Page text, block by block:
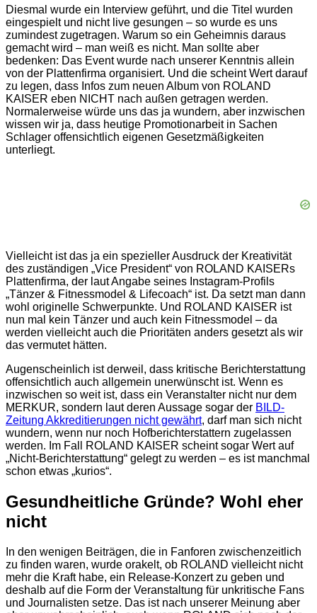
Diesmal wurde ein Interview geführt, und die Titel wurden
eingespielt und nicht live gesungen – so wurde es uns
zumindest zugetragen. Warum so ein Geheimnis daraus
gemacht wird – man weiß es nicht. Man sollte aber
bedenken: Das Event wurde nach unserer Kenntnis allein
von der Plattenfirma organisiert. Und die scheint Wert darauf
zu legen, dass Infos zum neuen Album von ROLAND
KAISER eben NICHT nach außen getragen werden.
Normalerweise würde uns das ja wundern, aber inzwischen
wissen wir ja, dass heutige Promotionarbeit in Sachen
Schlager offensichtlich eigenen Gesetzmäßigkeiten
unterliegt.
Vielleicht ist das ja ein spezieller Ausdruck der Kreativität
des zuständigen „Vice President“ von ROLAND KAISERs
Plattenfirma, der laut Angabe seines Instagram-Profils
„Tänzer & Fitnessmodel & Lifecoach“ ist. Da setzt man dann
wohl originelle Schwerpunkte. Und ROLAND KAISER ist
nun mal kein Tänzer und auch kein Fitnessmodel – da
werden vielleicht auch die Prioritäten anders gesetzt als wir
das vermutet hätten.
Augenscheinlich ist derweil, dass kritische Berichterstattung
offensichtlich auch allgemein unerwünscht ist. Wenn es
inzwischen so weit ist, dass ein Veranstalter nicht nur dem
MERKUR, sondern laut deren Aussage sogar der BILD-
Zeitung Akkreditierungen nicht gewährt, darf man sich nicht
wundern, wenn nur noch Hofberichterstattern zugelassen
werden. Im Fall ROLAND KAISER scheint sogar Wert auf
„Nicht-Berichterstattung“ gelegt zu werden – es ist manchmal
schon etwas „kurios“.
Gesundheitliche Gründe? Wohl eher
nicht
In den wenigen Beiträgen, die in Fanforen zwischenzeitlich
zu finden waren, wurde orakelt, ob ROLAND vielleicht nicht
mehr die Kraft habe, ein Release-Konzert zu geben und
deshalb auf die Form der Veranstaltung für unkritische Fans
und Journalisten setze. Das ist nach unserer Meinung aber